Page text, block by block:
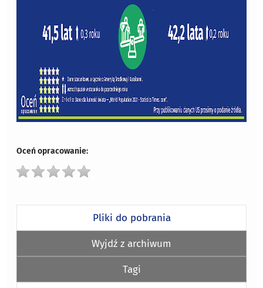
Oceń opracowanie:
Pliki do pobrania
Wyjdź z archiwum
Tagi